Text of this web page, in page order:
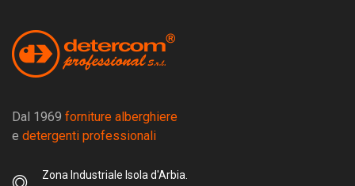
Dal 1969 forniture alberghiere
e detergenti professionali
Zona Industriale Isola d'Arbia.